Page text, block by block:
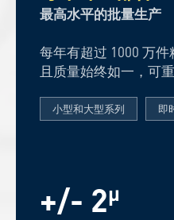
最高水平的批量生产
每年有超过 1000 万
且质量始终如一，可重
小型和大型系列 即
+/- 2µ